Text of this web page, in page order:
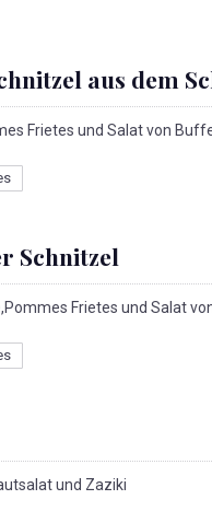
aus dem
Frietes und Salat von
Schnitzel
Frietes und Salat
und Zaziki